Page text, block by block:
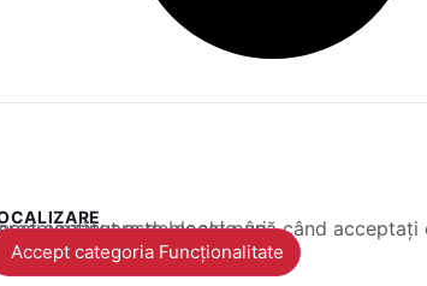
conținut este blocat până când acceptați categoria corespunzătoare de cookie-uri.
Accept categoria Funcționalitate